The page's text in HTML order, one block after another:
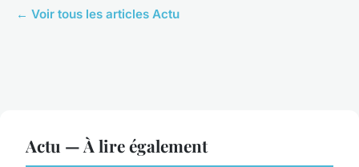
← Voir tous les articles Actu
Actu — À lire également